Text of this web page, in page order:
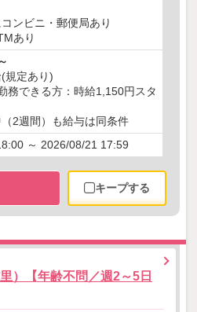
コンビニ・郵便局あり
あり
規定あり)
務できる方：時給1,150円スタ
2週間）も給与は同条件
～ 2026/08/21 17:59
キープする
）【年齢不問／週2～5日